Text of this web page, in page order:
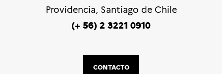
Providencia, Santiago de Chile
(+ 56) 2 3221 0910
CONTACTO